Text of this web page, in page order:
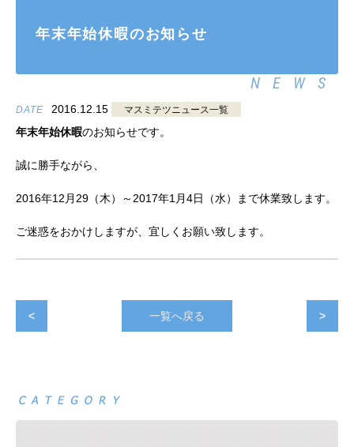
年末年始休暇のお知らせ
NEWS
DATE 2016.12.15 マスミテツニュース一覧
年末年始休暇のお知らせです。
誠に勝手ながら、
2016年12月29（木）～2017年1月4日（水）まで休業致します。
ご迷惑をおかけしますが、宜しくお願い致します。
< 一覧へ戻る >